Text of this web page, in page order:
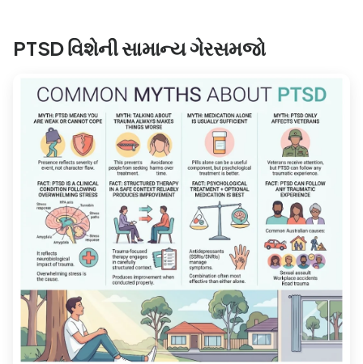
PTSD વિશેની સામાન્ય ગેરસમજો